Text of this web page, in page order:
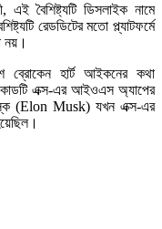
বৈশিষ্ট্যটি ডিসলাইক নামে
রেডডিটের মতো প্ল্যাটফর্মে
নয়।
ব্রোকেন হার্ট আইকনের কথা
কোডটি এক্স-এর আইওএস অ্যাপের
(Elon Musk) যখন এক্স-এর